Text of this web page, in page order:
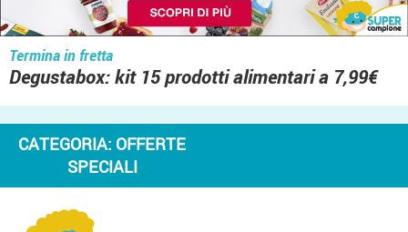
Termina in fretta
Degustabox: kit 15 prodotti alimentari a 7,99€
CATEGORIA: OFFERTE
SPECIALI